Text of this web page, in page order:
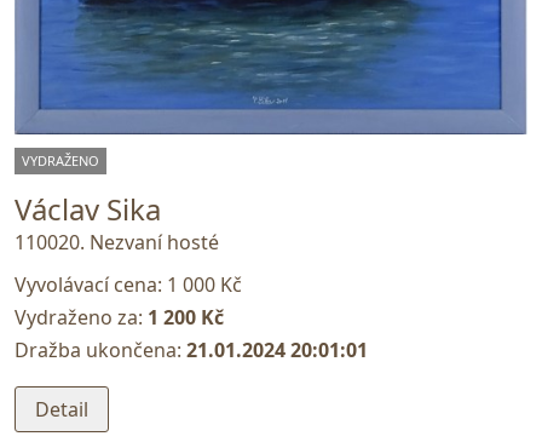
VYDRAŽENO
Václav Sika
110020. Nezvaní hosté
Vyvolávací cena: 1 000 Kč
Vydraženo za: 1 200 Kč
Dražba ukončena: 21.01.2024 20:01:01
Detail